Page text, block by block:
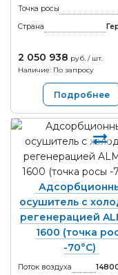
Точка росы
Страна
2 050 938 руб. / шт.
Наличие: По запросу
Подробнее
осушитель с
регенерацией
1600 (точка
-70°С)
Поток воздуха